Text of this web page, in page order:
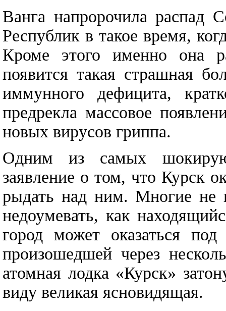
Ванга напророчила распад
Республик в такое время,
Кроме этого именно она
появится такая страшная
иммунного дефицита,
предрекла массовое
новых вирусов гриппа.
Одним из самых
заявление о том, что Курск
рыдать над ним. Многие не
недоумевать, как
город может оказаться
произошедшей через
атомная лодка «Курск»
виду великая ясновидящая.